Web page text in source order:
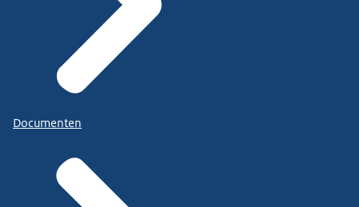
Documenten